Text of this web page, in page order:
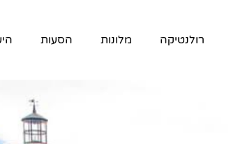
רולנטיקה מלונות הסעות